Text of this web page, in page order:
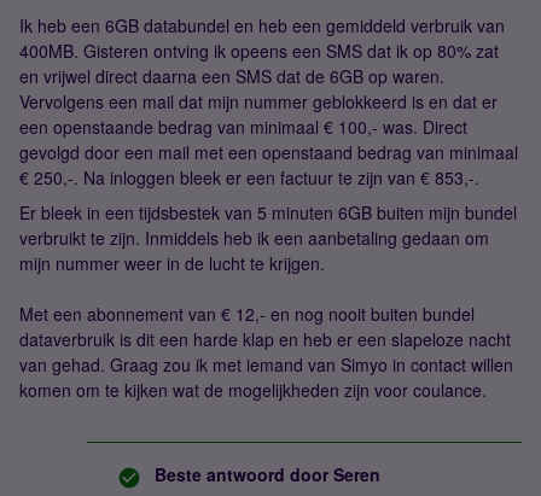
Ik heb een 6GB databundel en heb een gemiddeld verbruik van
400MB. Gisteren ontving ik opeens een SMS dat ik op 80% zat
en vrijwel direct daarna een SMS dat de 6GB op waren.
Vervolgens een mail dat mijn nummer geblokkeerd is en dat er
een openstaande bedrag van minimaal € 100,- was. Direct
gevolgd door een mail met een openstaand bedrag van minimaal
€ 250,-. Na inloggen bleek er een factuur te zijn van € 853,-.
Er bleek in een tijdsbestek van 5 minuten 6GB buiten mijn bundel
verbruikt te zijn. Inmiddels heb ik een aanbetaling gedaan om
mijn nummer weer in de lucht te krijgen.
Met een abonnement van € 12,- en nog nooit buiten bundel
dataverbruik is dit een harde klap en heb er een slapeloze nacht
van gehad. Graag zou ik met iemand van Simyo in contact willen
komen om te kijken wat de mogelijkheden zijn voor coulance.
Beste antwoord door Seren